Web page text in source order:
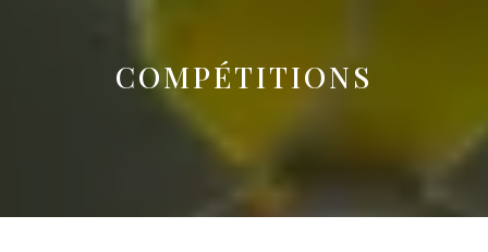
COMPÉTITIONS